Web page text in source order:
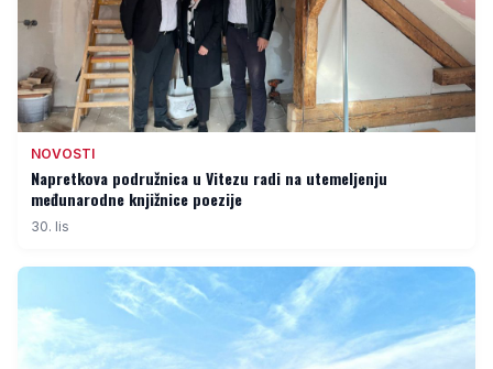
NOVOSTI
Napretkova podružnica u Vitezu radi na utemeljenju
međunarodne knjižnice poezije
30. lis